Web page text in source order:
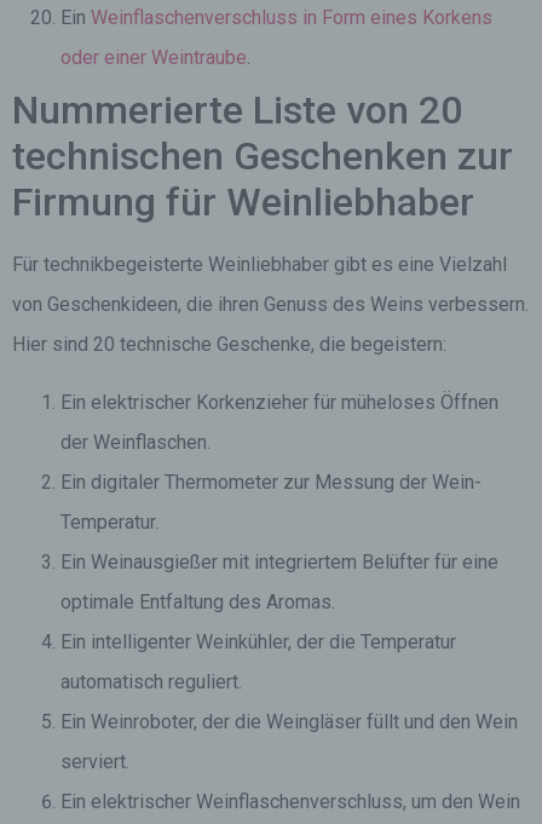
Ein Weinflaschenverschluss in Form eines Korkens
oder einer Weintraube.
Nummerierte Liste von 20
technischen Geschenken zur
Firmung für Weinliebhaber
Für technikbegeisterte Weinliebhaber gibt es eine Vielzahl
von Geschenkideen, die ihren Genuss des Weins verbessern.
Hier sind 20 technische Geschenke, die begeistern:
Ein elektrischer Korkenzieher für müheloses Öffnen
der Weinflaschen.
Ein digitaler Thermometer zur Messung der Wein-
Temperatur.
Ein Weinausgießer mit integriertem Belüfter für eine
optimale Entfaltung des Aromas.
Ein intelligenter Weinkühler, der die Temperatur
automatisch reguliert.
Ein Weinroboter, der die Weingläser füllt und den Wein
serviert.
Ein elektrischer Weinflaschenverschluss, um den Wein